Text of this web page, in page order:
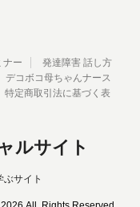
ナー
発達障害 話し方
デコボコ母ちゃんナース
特定商取引法に基づく表
ルサイト
サイト